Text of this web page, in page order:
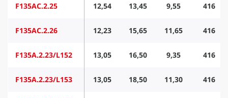
F135AC.2.25 12,54 13,45 9,55 416
F135AC.2.26 12,23 15,65 11,65 416
F135A.2.23/L152 13,05 16,50 9,35 416
F135A.2.23/L153 13,05 18,50 11,30 416